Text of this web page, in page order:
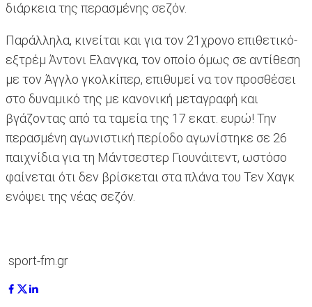
διάρκεια της περασμένης σεζόν.
Παράλληλα, κινείται και για τον 21χρονο επιθετικό-
εξτρέμ Άντονι Ελανγκα, τον οποίο όμως σε αντίθεση
με τον Άγγλο γκολκίπερ, επιθυμεί να τον προσθέσει
στο δυναμικό της με κανονική μεταγραφή και
βγάζοντας από τα ταμεία της 17 εκατ. ευρώ! Την
περασμένη αγωνιστική περίοδο αγωνίστηκε σε 26
παιχνίδια για τη Μάντσεστερ Γιουνάιτεντ, ωστόσο
φαίνεται ότι δεν βρίσκεται στα πλάνα του Τεν Χαγκ
ενόψει της νέας σεζόν.
sport-fm.gr